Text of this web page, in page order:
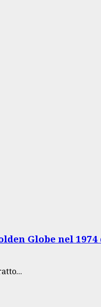
Globe nel